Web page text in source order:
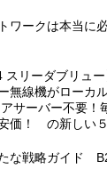
ワークは本当に
スリーダブリュ
無線機がローカ
サーバー不要！
価！ の新しい
な戦略ガイド